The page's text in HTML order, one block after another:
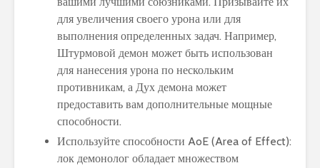
для увеличения своего урона или для
выполнения определенных задач. Например,
Штурмовой демон может быть использован
для нанесения урона по нескольким
противникам, а Дух демона может
предоставить вам дополнительные мощные
способности.
Используйте способности AoE (Area of Effect):
лок демонолог обладает множеством